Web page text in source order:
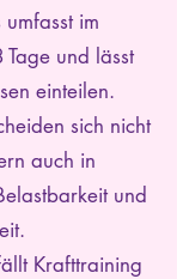
im
und lässt
einteilen.
sich nicht
auch in
und
Krafttraining